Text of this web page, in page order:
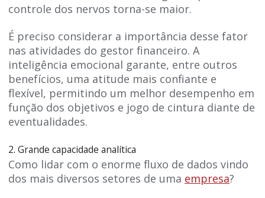
controle dos nervos torna-se maior.
É preciso considerar a importância desse fator
nas atividades do gestor financeiro. A
inteligência emocional garante, entre outros
benefícios, uma atitude mais confiante e
flexível, permitindo um melhor desempenho em
função dos objetivos e jogo de cintura diante de
eventualidades.
2. Grande capacidade analítica
Como lidar com o enorme fluxo de dados vindo
dos mais diversos setores de uma empresa?